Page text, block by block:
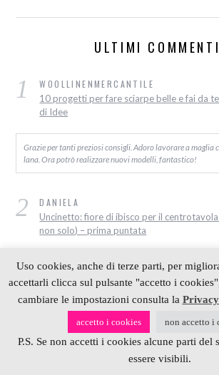
ULTIMI
1 WOOLLINENMERCANTILE
10 progetti per fare sciarpe belle e fai da
di Idee
Grazie per tanti preziosi consigli. Adoro lavorare a maglia
lana. Ora potrò realizzare nuovi modelli, fantastico!
2 DANIELA
Uncinetto: fiore di ibisco per il
non solo) – prima puntata
Ciao cara Grazie mille per tutto quello che posti e condividi
Una domanda: che differenza c’è tra gli uncinetti per lana
ALESSIA
Scuola di Maglia: come realizzare un
cani ai ferri
Uso cookies, anche di terze parti, per
accettarli clicca sul pulsante "accetto i
cambiare le impostazioni consulta la
accetto i cookies non accetto i
P.S. Se non accetti i cookies alcune parti del
essere visibili.